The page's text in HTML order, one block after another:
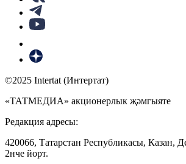
©2025 Intertat (Интертат)
«ТАТМЕДИА» акционерлык җәмгыяте
Редакция адресы:
420066, Татарстан Республикасы, Казан,
2нче йорт.